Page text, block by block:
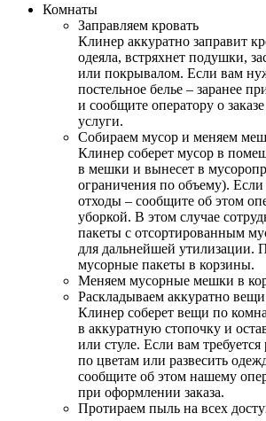
Комнаты
Заправляем кровать
Клинер аккуратно заправит
одеяла, встряхнет подушки,
или покрывалом. Если вам
постельное белье – заранее
и сообщите оператору о
услуги.
Собираем мусор и меняем
Клинер соберет мусор в
в мешки и вынесет в
ограничения по объему). Если
отходы – сообщите об этом
уборкой. В этом случае
пакеты с отсортированным
для дальнейшей утилизации.
мусорные пакеты в корзины.
Меняем мусорные мешки в
Раскладываем аккуратно вещи
Клинер соберет вещи по
в аккуратную стопочку и
или стуле. Если вам
по цветам или развесить
сообщите об этом нашему
при оформлении заказа.
Протираем пыль на всех